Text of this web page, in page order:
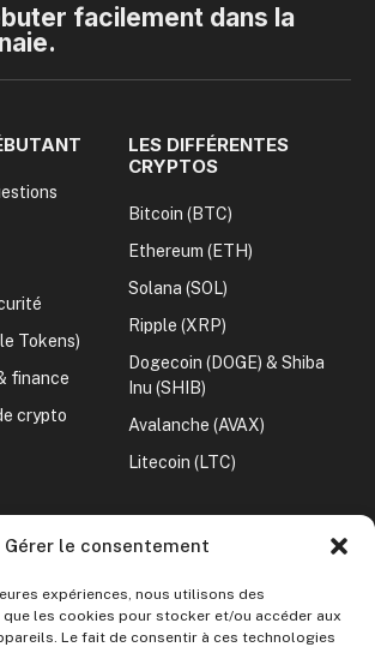
Gérer le consentement
expériences, nous utilisons des
les cookies pour stocker et/ou accéder aux
Le fait de consentir à ces technologies
facilement dans la
Tokens)
finance
crypto
LES DIFFÉRENTES
CRYPTOS
Bitcoin (BTC)
Ethereum (ETH)
Solana (SOL)
Ripple (XRP)
Dogecoin (DOGE) & Shiba
Inu (SHIB)
Avalanche (AVAX)
Litecoin (LTC)
CRYPTO